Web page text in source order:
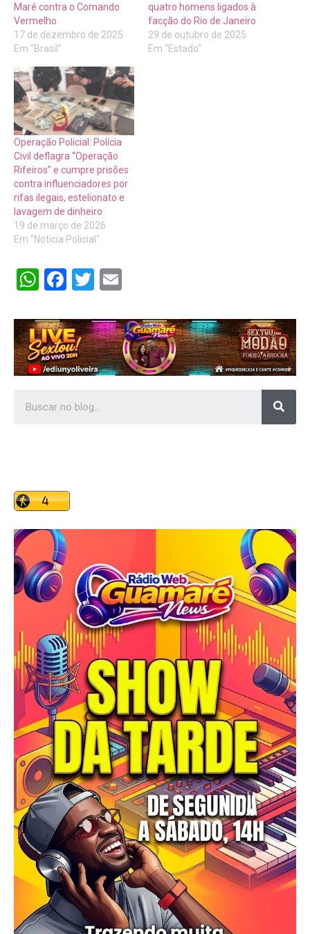
Maré contra o Comando
Vermelho
17 de dezembro de 2025
Em "Brasil"
quatro homens ligados à
facção do Rio de Janeiro
29 de outubro de 2025
Em "Estado"
Operação Policial: Polícia
Civil deflagra “Operação
Rifeiros” e cumpre prisões
contra influenciadores por
rifas ilegais, estelionato e
lavagem de dinheiro
19 de março de 2026
Em "Noticia Policial"
WhatsApp
Facebook
Twitter